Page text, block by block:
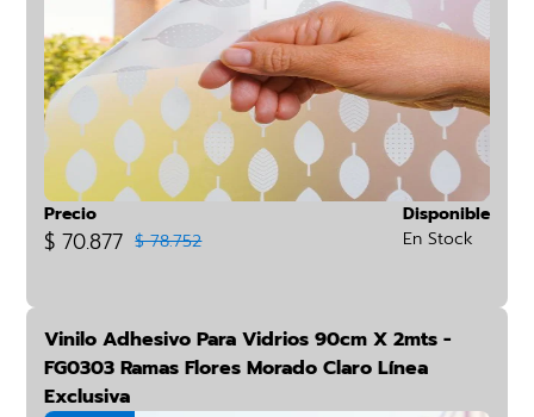
Precio
$ 70.877 $ 78.752
Disponible
En Stock
Vinilo Adhesivo Para Vidrios 90cm X 2mts -
FG0303 Ramas Flores Morado Claro Línea
Exclusiva